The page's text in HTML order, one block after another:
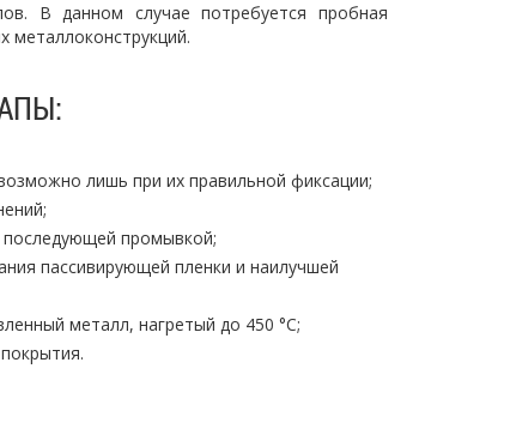
В данном случае потребуется пробная
металлоконструкций.
лишь при их правильной фиксации;
последующей промывкой;
пассивирующей пленки и наилучшей
металл, нагретый до 450 °C;